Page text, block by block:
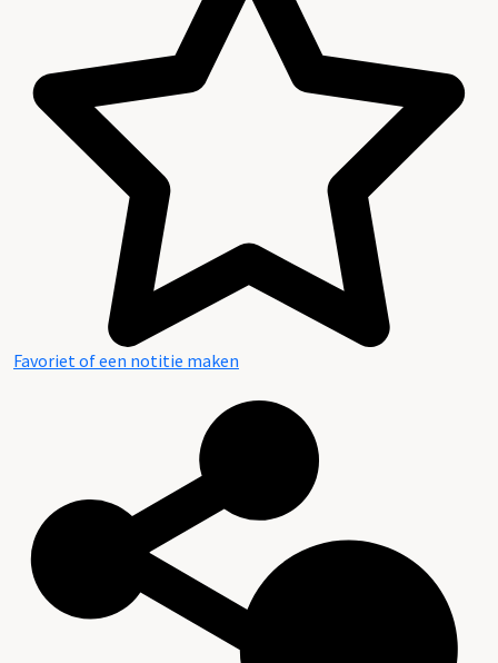
Inventaris op de registers en bijlagen van de
Burgerlijke Stand in Overijssel
Favoriet of een notitie maken